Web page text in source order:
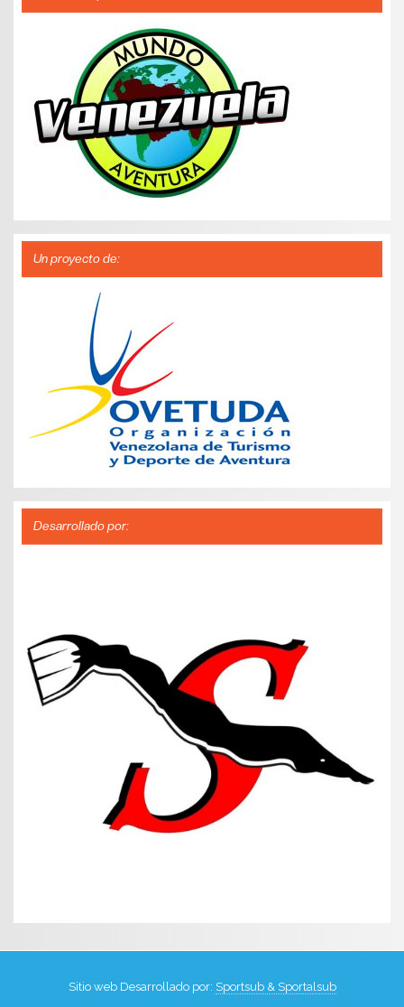
Un proyecto de:
Desarrollado por:
Sitio web Desarrollado por: Sportsub & Sportalsub